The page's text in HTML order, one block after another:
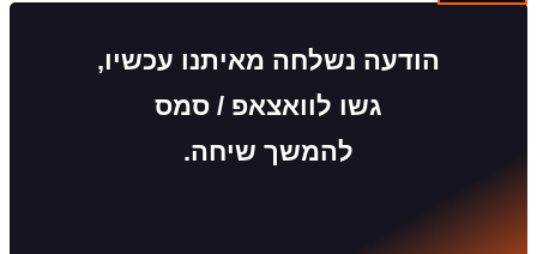
הודעה נשלחה מאיתנו עכשיו,
גשו לוואצאפ / סמס
להמשך שיחה.